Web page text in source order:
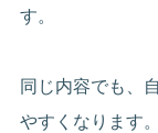
す。
同じ内容でも、
やすくなります。